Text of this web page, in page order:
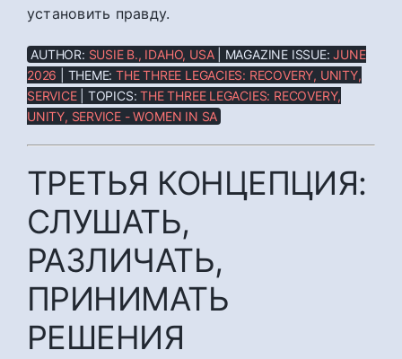
установить правду.
AUTHOR: SUSIE B., IDAHO, USA| MAGAZINE ISSUE:JUNE
2026 | THEME:THE THREE LEGACIES: RECOVERY, UNITY,
SERVICE| TOPICS:THE THREE LEGACIES: RECOVERY,
UNITY, SERVICE - WOMEN IN SA
ТРЕТЬЯ КОНЦЕПЦИЯ:
СЛУШАТЬ,
РАЗЛИЧАТЬ,
ПРИНИМАТЬ
РЕШЕНИЯ